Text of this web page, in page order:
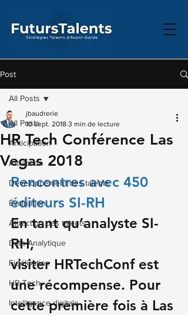
Post
All Posts
Anticipation
Attraction
Développement des talents
Évaluation
Attraction des talents
Data Analytique
Fidélisation
HR-Tech
Intelligence digitale
All Posts
HR Tech Conférence Las
Vegas 2018
jbaudrerie
10 sept. 2018 3 min de lecture
Rencontres avec 450
éditeurs SI-RH
En tant qu’analyste SI-
RH,
visiter HRTechConf est
une récompense. Pour
cette première fois à Las